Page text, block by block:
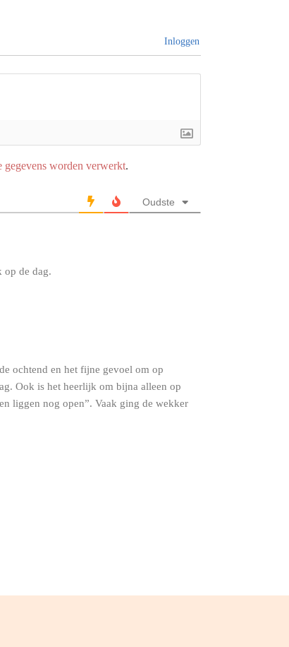
Inloggen
gegevens worden verwerkt.
Oudste
op de dag.
ochtend en het fijne gevoel om op
Ook is het heerlijk om bijna alleen op
liggen nog open”. Vaak ging de wekker